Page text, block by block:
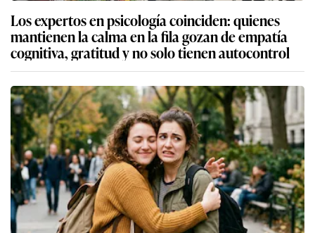
Los expertos en psicología coinciden: quienes
mantienen la calma en la fila gozan de empatía
cognitiva, gratitud y no solo tienen autocontrol